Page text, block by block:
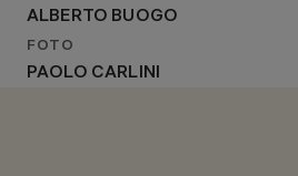
ALBERTO BUOGO
FOTO
PAOLO CARLINI